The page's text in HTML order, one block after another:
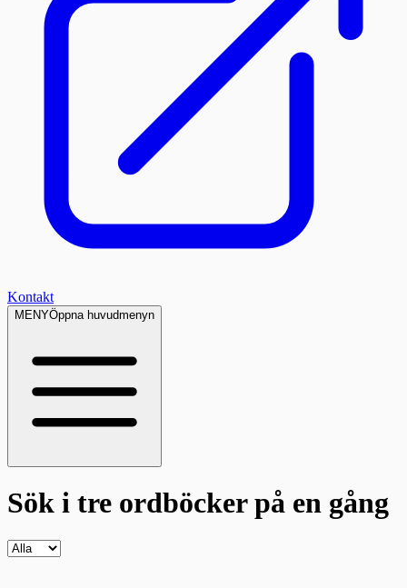
Kontakt
MENYÖppna huvudmenyn
Sök i tre ordböckerpå en gång